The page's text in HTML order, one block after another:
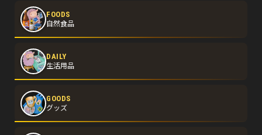
FOODS
自然食品
DAILY
生活用品
GOODS
グッズ